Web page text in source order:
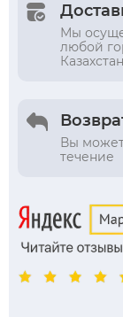
Мы
любой
Вы
течение